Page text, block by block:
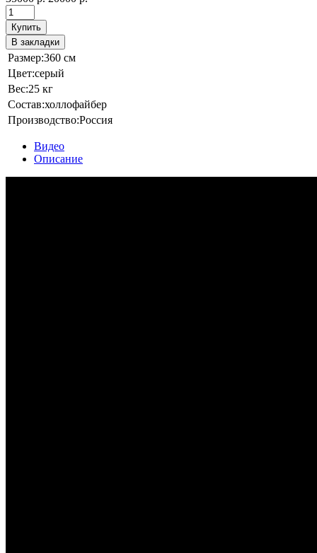
Купить
В закладки
Размер:360 см
Цвет:серый
Вес:25 кг
Состав:холлофайбер
Производство:Россия
Видео
Описание